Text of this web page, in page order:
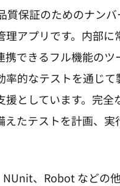
質保証のためのナン
理アプリです。内部に
携できるフル機能のツ
率的なテストを通じて
援としています。完全
えたテストを計画、実
、Robot などの